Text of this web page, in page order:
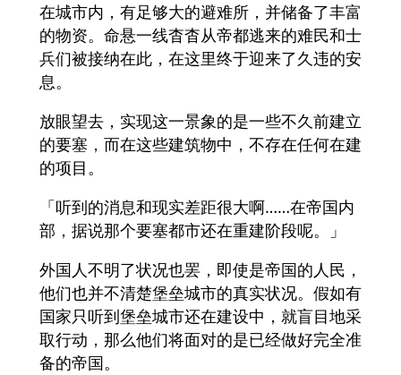
在城市内，有足够大的避难所，并储备了丰富
的物资。命悬一线杳杳从帝都逃来的难民和士
兵们被接纳在此，在这里终于迎来了久违的安
息。
放眼望去，实现这一景象的是一些不久前建立
的要塞，而在这些建筑物中，不存在任何在建
的项目。
「听到的消息和现实差距很大啊……在帝国内
部，据说那个要塞都市还在重建阶段呢。」
外国人不明了状况也罢，即使是帝国的人民，
他们也并不清楚堡垒城市的真实状况。假如有
国家只听到堡垒城市还在建设中，就盲目地采
取行动，那么他们将面对的是已经做好完全准
备的帝国。